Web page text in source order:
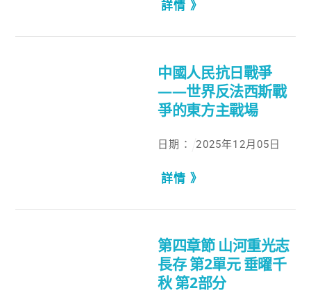
詳情 》
中國人民抗日戰爭
——世界反法西斯戰
爭的東方主戰場
日期： 2025年12月 05 日
詳情 》
第四章節 山河重光志
長存 第2單元 垂曜千
秋 第2部分